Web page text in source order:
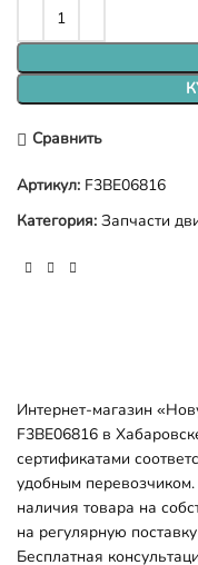
Сравнить
Артикул: F3BE06816
Категория: Запчасти
Интернет-магазин
F3BE06816 в
сертификатами
удобным
наличия товара на
на регулярную
Бесплатная